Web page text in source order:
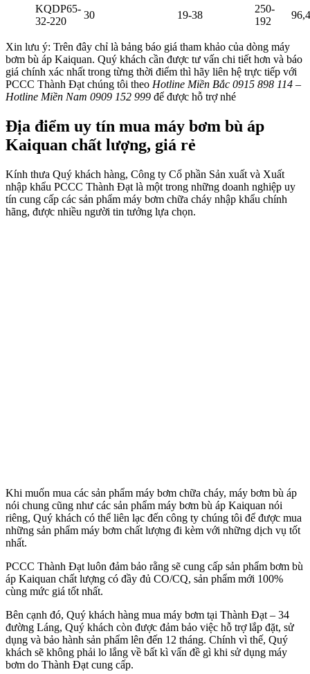
KQDP65-
32-220
30 19-38
250-
192
Xin lưu ý: Trên đây chỉ là bảng báo giá tham khảo của dòng máy
bơm bù áp Kaiquan. Quý khách cần được tư vấn chi tiết hơn và báo
giá chính xác nhất trong từng thời điểm thì hãy liên hệ trực tiếp với
PCCC Thành Đạt chúng tôi theo Hotline Miền Bắc 0915 898 114 –
Hotline Miền Nam 0909 152 999 để được hỗ trợ nhé
Địa điểm uy tín mua máy bơm bù áp
Kaiquan chất lượng, giá rẻ
Kính thưa Quý khách hàng, Công ty Cổ phần Sản xuất và Xuất
nhập khẩu PCCC Thành Đạt là một trong những doanh nghiệp uy
tín cung cấp các sản phẩm máy bơm chữa cháy nhập khẩu chính
hãng, được nhiều người tin tưởng lựa chọn.
Khi muốn mua các sản phẩm máy bơm chữa cháy, máy bơm bù áp
nói chung cũng như các sản phẩm máy bơm bù áp Kaiquan nói
riêng, Quý khách có thể liên lạc đến công ty chúng tôi để được mua
những sản phẩm máy bơm chất lượng đi kèm với những dịch vụ tốt
nhất.
PCCC Thành Đạt luôn đảm bảo rằng sẽ cung cấp sản phẩm bơm bù
áp Kaiquan chất lượng có đầy đủ CO/CQ, sản phẩm mới 100%
cùng mức giá tốt nhất.
Bên cạnh đó, Quý khách hàng mua máy bơm tại Thành Đạt – 34
đường Láng, Quý khách còn được đảm bảo việc hỗ trợ lắp đặt, sử
dụng và bảo hành sản phẩm lên đến 12 tháng. Chính vì thế, Quý
khách sẽ không phải lo lắng về bất kì vấn đề gì khi sử dụng máy
bơm do Thành Đạt cung cấp.